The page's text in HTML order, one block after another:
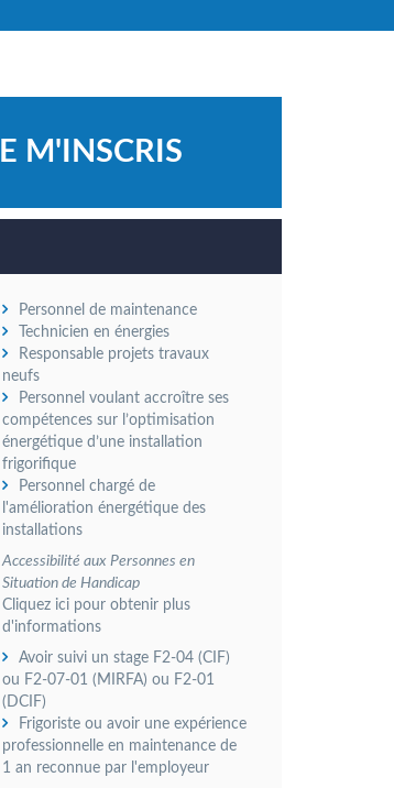
Personnel de maintenance
Technicien en énergies
Responsable projets travaux
neufs
Personnel voulant accroître ses
compétences sur l’optimisation
énergétique d’une installation
frigorifique
Personnel chargé de
l'amélioration énergétique des
installations
Accessibilité aux Personnes en
Situation de Handicap
Cliquez ici pour obtenir plus
d'informations
Avoir suivi un stage F2-04 (CIF)
ou F2-07-01 (MIRFA) ou F2-01
(DCIF)
Frigoriste ou avoir une expérience
professionnelle en maintenance de
1 an reconnue par l'employeur